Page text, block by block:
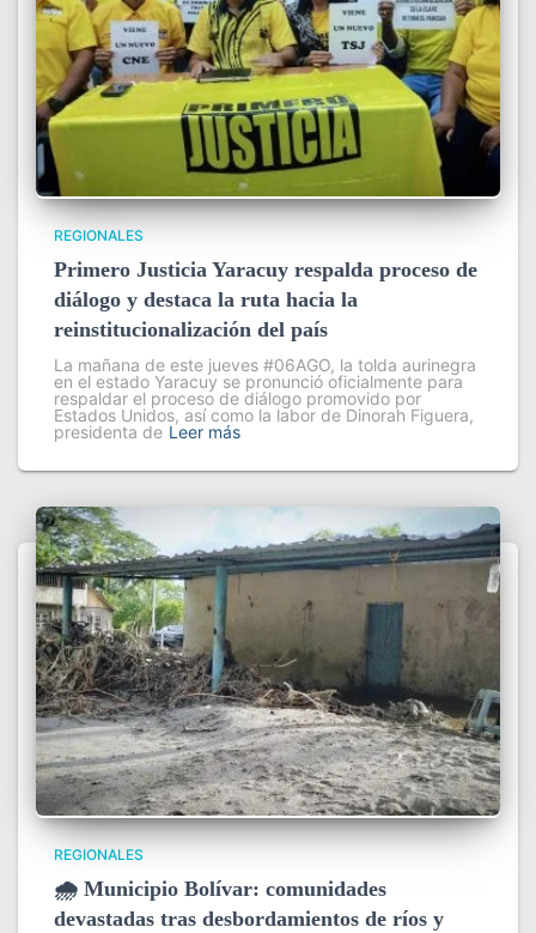
REGIONALES
Primero Justicia Yaracuy respalda proceso de
diálogo y destaca la ruta hacia la
reinstitucionalización del país
La mañana de este jueves #06AGO, la tolda aurinegra
en el estado Yaracuy se pronunció oficialmente para
respaldar el proceso de diálogo promovido por
Estados Unidos, así como la labor de Dinorah Figuera,
presidenta de Leer más
REGIONALES
🌧️ Municipio Bolívar: comunidades
devastadas tras desbordamientos de ríos y